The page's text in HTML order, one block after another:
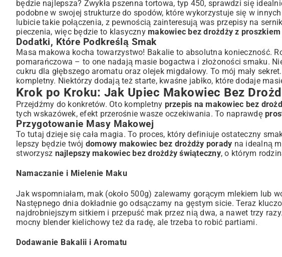
będzie najlepsza? Zwykła pszenna tortowa, typ 450, sprawdzi się
podobne w swojej strukturze do spodów, które wykorzystuje się w
lubicie takie połączenia, z pewnością zainteresują was przepisy na
pieczenia, więc będzie to klasyczny makowiec bez drożdży z
Dodatki, Które Podkreślą Smak
Masa makowa kocha towarzystwo! Bakalie to absolutna konieczność.
pomarańczowa – to one nadają masie bogactwa i złożoności smaku.
cukru dla głębszego aromatu oraz olejek migdałowy. To mój mały
kompletny. Niektórzy dodają też starte, kwaśne jabłko, które dodaje
Krok po Kroku: Jak Upiec Makowiec Bez
Przejdźmy do konkretów. Oto kompletny przepis na makowiec bez
tych wskazówek, efekt przerośnie wasze oczekiwania. To naprawdę
Przygotowanie Masy Makowej
To tutaj dzieje się cała magia. To proces, który definiuje ostateczny
lepszy będzie twój domowy makowiec bez drożdży porady na idealną
stworzysz najlepszy makowiec bez drożdży świąteczny, o którym
Namaczanie i Mielenie Maku
Jak wspomniałam, mak (około 500g) zalewamy gorącym mlekiem lub
Następnego dnia dokładnie go odsączamy na gęstym sicie. Teraz
najdrobniejszym sitkiem i przepuść mak przez nią dwa, a nawet trzy
mocny blender kielichowy też da radę, ale trzeba to robić partiami.
Dodawanie Bakalii i Aromatu